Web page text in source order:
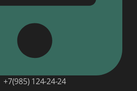
+7(985) 124-24-24